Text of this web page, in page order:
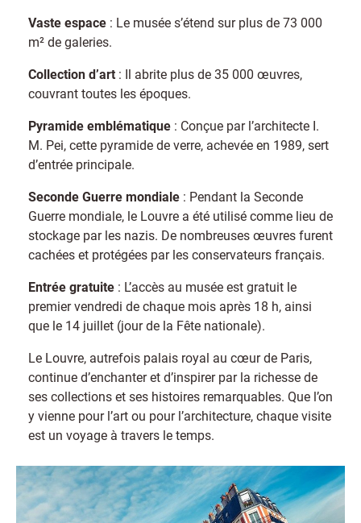
Vaste espace : Le musée s’étend sur plus de 73 000
m² de galeries.
Collection d’art : Il abrite plus de 35 000 œuvres,
couvrant toutes les époques.
Pyramide emblématique : Conçue par l’architecte I.
M. Pei, cette pyramide de verre, achevée en 1989, sert
d’entrée principale.
Seconde Guerre mondiale : Pendant la Seconde
Guerre mondiale, le Louvre a été utilisé comme lieu de
stockage par les nazis. De nombreuses œuvres furent
cachées et protégées par les conservateurs français.
Entrée gratuite : L’accès au musée est gratuit le
premier vendredi de chaque mois après 18 h, ainsi
que le 14 juillet (jour de la Fête nationale).
Le Louvre, autrefois palais royal au cœur de Paris,
continue d’enchanter et d’inspirer par la richesse de
ses collections et ses histoires remarquables. Que l’on
y vienne pour l’art ou pour l’architecture, chaque visite
est un voyage à travers le temps.